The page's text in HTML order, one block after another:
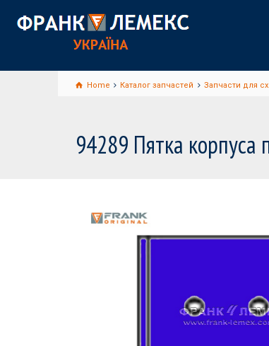
Home Каталог запчастей Запчасти для
94289 Пятка корпуса